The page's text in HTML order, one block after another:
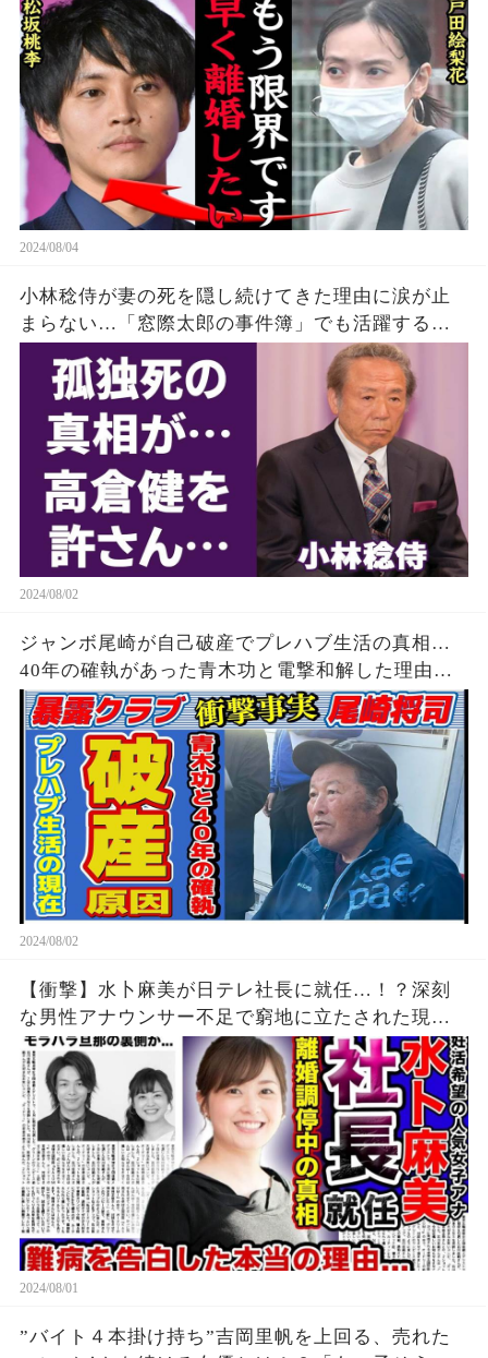
2024/08/04
小林稔侍が妻の死を隠し続けてきた理由に涙が止
まらない…「窓際太郎の事件簿」でも活躍する俳
優の死ぬまで慕い続けた高倉健が10年後にやっと
明かした不満に一同驚愕！
2024/08/02
ジャンボ尾崎が自己破産でプレハブ生活の真相…
40年の確執があった青木功と電撃和解した理由に
驚きを隠せない…「ゴルフ」もままならない現在
の病状に驚きを隠せない…
2024/08/02
【衝撃】水卜麻美が日テレ社長に就任…！？深刻
な男性アナウンサー不足で窮地に立たされた現在
がやば
2024/08/01
”バイト４本掛け持ち”吉岡里帆を上回る、売れた